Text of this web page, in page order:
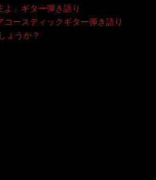
」ギター弾き語り
ースティックギター弾き語り
ょうか？